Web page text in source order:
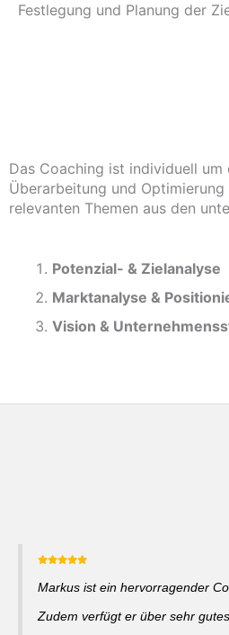
Festlegung und Planung der
Das Coaching ist individuell
Überarbeitung und
relevanten Themen aus den
Potenzial- & Zielanalyse
Marktanalyse &
Vision &
Markus ist ein hervorragender
Zudem verfügt er über sehr